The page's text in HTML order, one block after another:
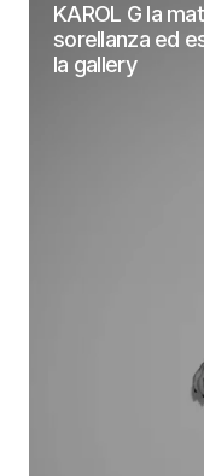
KAROL G la
sorellanza ed
la gallery